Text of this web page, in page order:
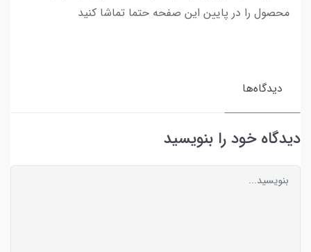
محصول را در پایین این صفحه حتما تماشا کنید
دیدگاه‌ها
دیدگاه خود را بنویسید